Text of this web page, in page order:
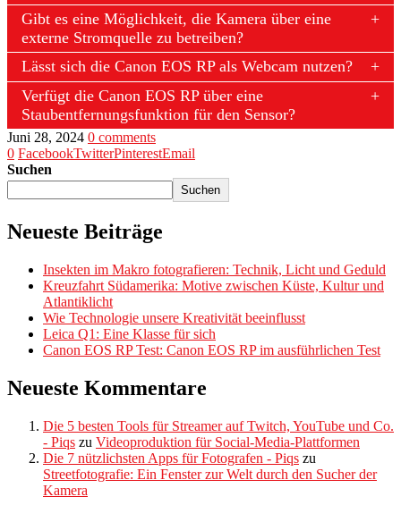
Gibt es eine Möglichkeit, die Kamera über eine
externe Stromquelle zu betreiben?
Lässt sich die Canon EOS RP als Webcam nutzen?
Verfügt die Canon EOS RP über eine
Staubentfernungsfunktion für den Sensor?
Juni 28, 2024 0 comments
0 FacebookTwitterPinterestEmail
Suchen
Suchen
Neueste Beiträge
Insekten im Makro fotografieren: Technik, Licht und Geduld
Kreuzfahrt Südamerika: Motive zwischen Küste, Kultur und
Atlantiklicht
Wie Technologie unsere Kreativität beeinflusst
Leica Q1: Eine Klasse für sich
Canon EOS RP Test: Canon EOS RP im ausführlichen Test
Neueste Kommentare
Die 5 besten Tools für Streamer auf Twitch, YouTube und Co.
- Piqs zu Videoproduktion für Social-Media-Plattformen
Die 7 nützlichsten Apps für Fotografen - Piqs zu
Streetfotografie: Ein Fenster zur Welt durch den Sucher der
Kamera